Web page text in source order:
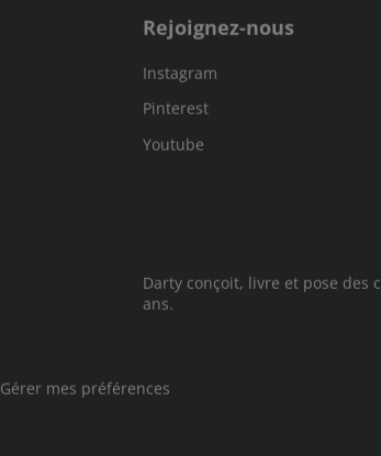
Rejoignez-nous
Instagram
Pinterest
Youtube
Darty conçoit, livre et pose des
ans.
Gérer mes préférences